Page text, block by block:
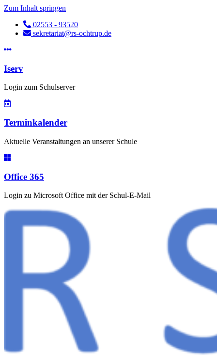
Zum Inhalt springen
02553 - 93520
sekretariat@rs-ochtrup.de
Iserv
Login zum Schulserver
Terminkalender
Aktuelle Veranstaltungen an unserer Schule
Office 365
Login zu Microsoft Office mit der Schul-E-Mail